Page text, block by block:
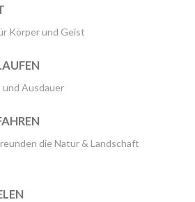
Körper und Geist
Ausdauer
die Natur & Landschaft